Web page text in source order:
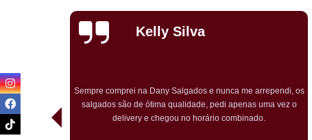
os
o
Priscila
Carvalho
Pedimos para um chá de bebê o kit festa. Tudo ótimo. Muito
bem embalado. Salgados chegaram quentes. O bolo rosa
temático muito bem decorado. Agradou a todos.